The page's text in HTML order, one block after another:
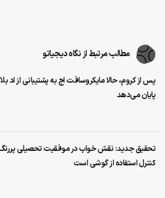
مطالب مرتبط از نگاه دیجیاتو
پس از کروم، حالا مایکروسافت اج به پشتیبانی از اد
پایان می‌دهد
تحقیق جدید: نقش خواب در موفقیت تحصیلی
کنترل استفاده از گوشی است